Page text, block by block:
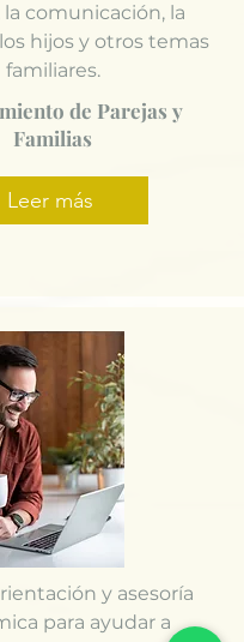
la comunicación, la
hijos y otros temas
familiares.
de Parejas y
Familias
Leer más
y asesoría
para ayudar a